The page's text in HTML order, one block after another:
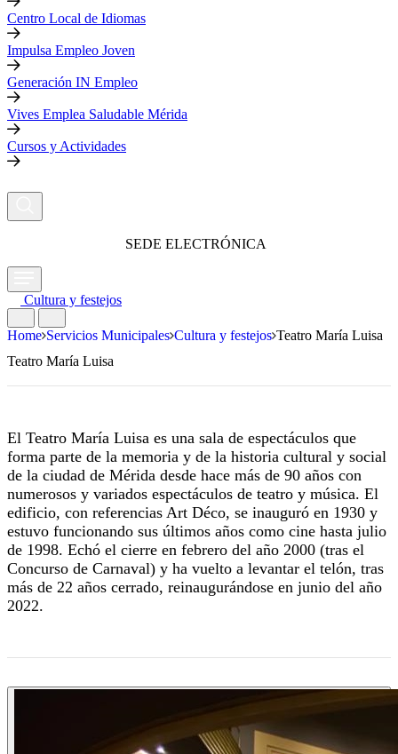
Centro Local de Idiomas
Impulsa Empleo Joven
Generación IN Empleo
Vives Emplea Saludable Mérida
Cursos y Actividades
SEDE ELECTRÓNICA
Cultura y festejos
Home Servicios Municipales Cultura y festejos Teatro María Luisa
Teatro María Luisa
El Teatro María Luisa es una sala de espectáculos que
forma parte de la memoria y de la historia cultural y social
de la ciudad de Mérida desde hace más de 90 años con
numerosos y variados espectáculos de teatro y música. El
edificio, con referencias Art Déco, se inauguró en 1930 y
estuvo funcionando sus últimos años como cine hasta julio
de 1998. Echó el cierre en febrero del año 2000 (tras el
Concurso de Carnaval) y ha vuelto a levantar el telón, tras
más de 22 años cerrado, reinaugurándose en junio del año
2022.